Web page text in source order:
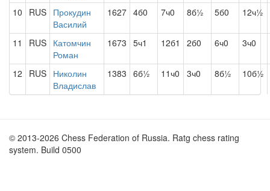
10 RUS Прокудин
Василий
1627 4б0 7ч0 8б½ 5б0 12ч½
11 RUS Катомчин
Роман
1673 5ч1 12б1 2б0 6ч0 3ч0
12 RUS Николин
Владислав
1383 6б½ 11ч0 3ч0 8б½ 10б½
© 2013-2026 Chess Federation of Russia. Ratg chess rating
system. Build 0500